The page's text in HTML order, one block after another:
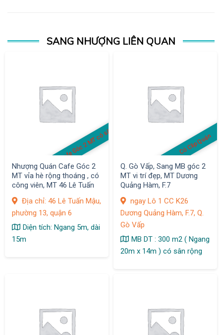
SANG NHƯỢNG LIÊN QUAN
Cafe Góc 2 MT có sân
Nhượng Quán Cafe Góc 2
MT vỉa hè rộng thoáng , có
công viên, MT 46 Lê Tuấn
Địa chỉ: 46 Lê Tuấn Mậu,
phường 13, quận 6
Diện tích: Ngang 5m, dài
15m
Có Clip Quán
Q. Gò Vấp, Sang MB góc 2
MT vi trí đẹp, MT Dương
Quảng Hàm, F.7
ngay Lô 1 CC K26
Dương Quảng Hàm, F.7, Q.
Gò Vấp
MB DT : 300 m2 ( Ngang
20m x 14m ) có sân rộng